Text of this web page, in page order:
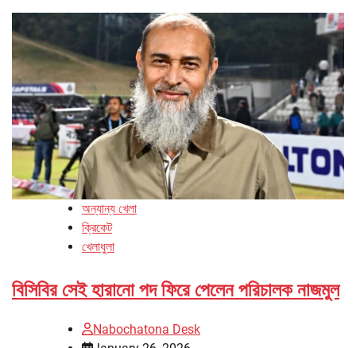
অন্যান্য খেলা
ক্রিকেট
খেলাধুলা
বিসিবির সেই হারানো পদ ফিরে পেলেন পরিচালক নাজমুল
Nabochatona Desk